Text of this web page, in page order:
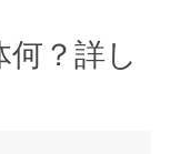
？詳し